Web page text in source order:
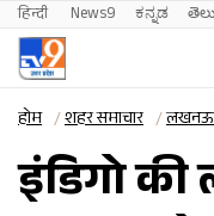
हिन्दी News9 ಕನ್ನಡ
होम शहर समाचार लखनऊ
इंडिगो की